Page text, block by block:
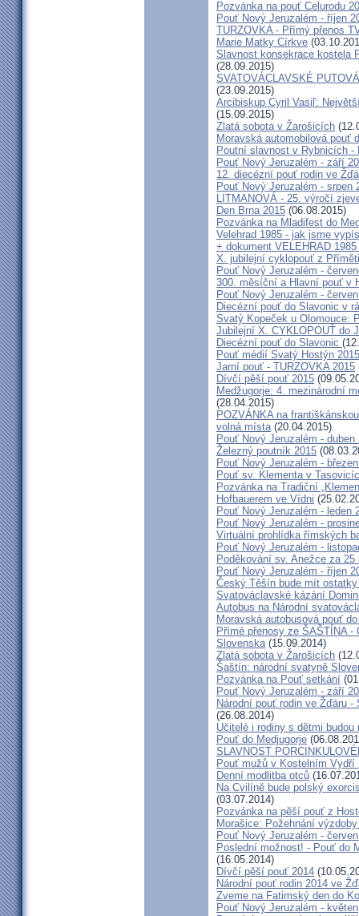
Pozvánka na pouť Celurodu
Pouť Nový Jeruzalém - říjen
TURZOVKA - Přímý přenos
Marie Matky Církve
Slavnost konsekrace kostela
(28.09.2015)
SVATOVÁCLAVSKÉ
(23.09.2015)
Arcibiskup Cyril Vasiľ:
(15.09.2015)
Zlatá sobota v Žarošicích
Moravská automobilová pouť
Poutní slavnost v Rybnicích -
Pouť Nový Jeruzalém - září
12. diecézní pouť rodin ve
Pouť Nový Jeruzalém - srpen
LITMANOVÁ - 25. výročí
Den Brna 2015 (06.08.2015)
Pozvánka na Mladifest do
Velehrad 1985 - jak jsme
+ dokument VELEHRAD
X. jubilejní cyklopouť z
Pouť Nový Jeruzalém -
300. měsíční a Hlavní pouť v
Pouť Nový Jeruzalém -
Diecézní pouť do Slavonic v
Svatý Kopeček u Olomouce:
Jubilejní X. CYKLOPOUŤ do
Diecézní pouť do Slavonic
Pouť médií Svatý Hostýn 2015
Jarní pouť - TURZOVKA 2015
Dívčí pěší pouť 2015
Medžugorje: 4. mezinárodní
(28.04.2015)
POZVÁNKA na
volná místa(20.04.2015)
Pouť Nový Jeruzalém - duben
Železný poutník 2015
Pouť Nový Jeruzalém -
Pouť sv. Klementa v
Pozvánka na Tradiční
Hofbauerem ve Vídni
Pouť Nový Jeruzalém - leden
Pouť Nový Jeruzalém -
Virtuální prohlídka římských
Pouť Nový Jeruzalém -
Poděkování sv. Anežce za 25
Pouť Nový Jeruzalém - říjen
Český Těšín bude mít
Svatováclavské kázání
Autobus na Národní
Moravská autobusová pouť
Přímé přenosy ze ŠAŠTÍNA -
Slovenska(15.09.2014)
Zlatá sobota v Žarošicích
Šaštín: národní svatyně
Pozvánka na Pouť setkání
Pouť Nový Jeruzalém - září
Národní pouť rodin ve Žďáru
(26.08.2014)
Učitelé i rodiny s dětmi
Pouť do Medjugorje
SLAVNOST
Pouť mužů v Kostelním Vydří
Denní modlitba otců
Na Cvilíně bude polský
(03.07.2014)
Pozvánka na pěší pouť z
Morašice: Požehnání
Pouť Nový Jeruzalém -
Poslední možnost! - Pouť do
(16.05.2014)
Dívčí pěší pouť 2014
Národní pouť rodin 2014 ve
Zveme na Fatimský den do
Pouť Nový Jeruzalém - květen